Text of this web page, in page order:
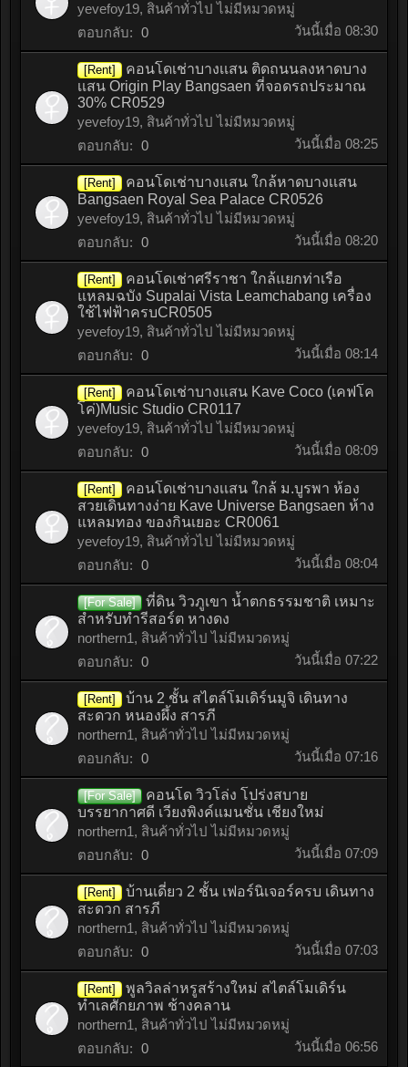
yevefoy19, สินค้าทั่วไป ไม่มีหมวดหมู่
ตอบกลับ: 0 วันนี้เมื่อ 08:30
[Rent]
คอนโดเช่าบางเเสน ติดถนนลงหาดบาง
เเสน Origin Play Bangsaen ที่จอดรถประมาณ
30% CR0529
yevefoy19, สินค้าทั่วไป ไม่มีหมวดหมู่
ตอบกลับ: 0 วันนี้เมื่อ 08:25
[Rent]
คอนโดเช่าบางแสน ใกล้หาดบางเเสน
Bangsaen Royal Sea Palace CR0526
yevefoy19, สินค้าทั่วไป ไม่มีหมวดหมู่
ตอบกลับ: 0 วันนี้เมื่อ 08:20
[Rent]
คอนโดเช่าศรีราชา ใกล้แยกท่าเรือ
แหลมฉบัง Supalai Vista Leamchabang เครื่อง
ใช้ไฟฟ้าครบCR0505
yevefoy19, สินค้าทั่วไป ไม่มีหมวดหมู่
ตอบกลับ: 0 วันนี้เมื่อ 08:14
[Rent]
คอนโดเช่าบางแสน Kave Coco (เคฟโค
โค่)Music Studio CR0117
yevefoy19, สินค้าทั่วไป ไม่มีหมวดหมู่
ตอบกลับ: 0 วันนี้เมื่อ 08:09
[Rent]
คอนโดเช่าบางเเสน ใกล้ ม.บูรพา ห้อง
สวยเดินทางง่าย Kave Universe Bangsaen ห้าง
แหลมทอง ของกินเยอะ CR0061
yevefoy19, สินค้าทั่วไป ไม่มีหมวดหมู่
ตอบกลับ: 0 วันนี้เมื่อ 08:04
[For Sale]
ที่ดิน วิวภูเขา น้ำตกธรรมชาติ เหมาะ
สำหรับทำรีสอร์ต หางดง
northern1, สินค้าทั่วไป ไม่มีหมวดหมู่
ตอบกลับ: 0 วันนี้เมื่อ 07:22
[Rent]
บ้าน 2 ชั้น สไตล์โมเดิร์นมูจิ เดินทาง
สะดวก หนองผึ้ง สารภี
northern1, สินค้าทั่วไป ไม่มีหมวดหมู่
ตอบกลับ: 0 วันนี้เมื่อ 07:16
[For Sale]
คอนโด วิวโล่ง โปร่งสบาย
บรรยากาศดี เวียงพิงค์แมนชั่น เชียงใหม่
northern1, สินค้าทั่วไป ไม่มีหมวดหมู่
ตอบกลับ: 0 วันนี้เมื่อ 07:09
[Rent]
บ้านเดี่ยว 2 ชั้น เฟอร์นิเจอร์ครบ เดินทาง
สะดวก สารภี
northern1, สินค้าทั่วไป ไม่มีหมวดหมู่
ตอบกลับ: 0 วันนี้เมื่อ 07:03
[Rent]
พูลวิลล่าหรูสร้างใหม่ สไตล์โมเดิร์น
ทำเลศักยภาพ ช้างคลาน
northern1, สินค้าทั่วไป ไม่มีหมวดหมู่
ตอบกลับ: 0 วันนี้เมื่อ 06:56